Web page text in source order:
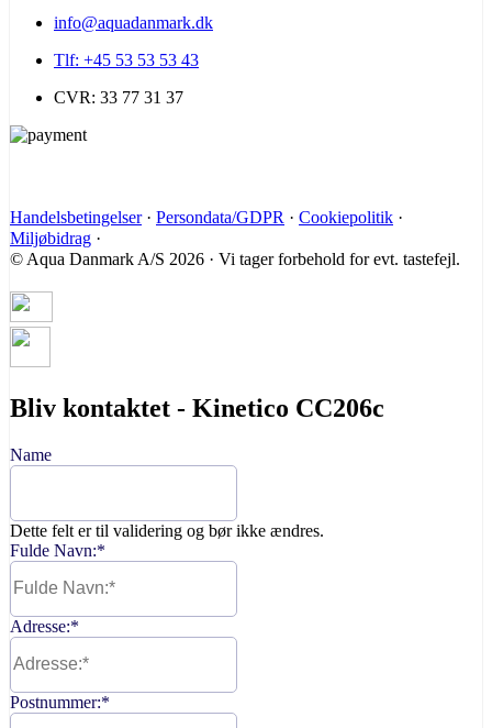
info@aquadanmark.dk
Tlf: +45 53 53 53 43
CVR: 33 77 31 37
Handelsbetingelser· Persondata/GDPR · Cookiepolitik ·
Miljøbidrag ·
© Aqua Danmark A/S 2026 · Vi tager forbehold for evt. tastefejl.
Bliv kontaktet - Kinetico CC206c
Name
Dette felt er til validering og bør ikke ændres.
Fulde Navn:*
Adresse:*
Postnummer:*